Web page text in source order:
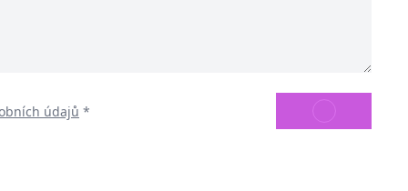
údajů *